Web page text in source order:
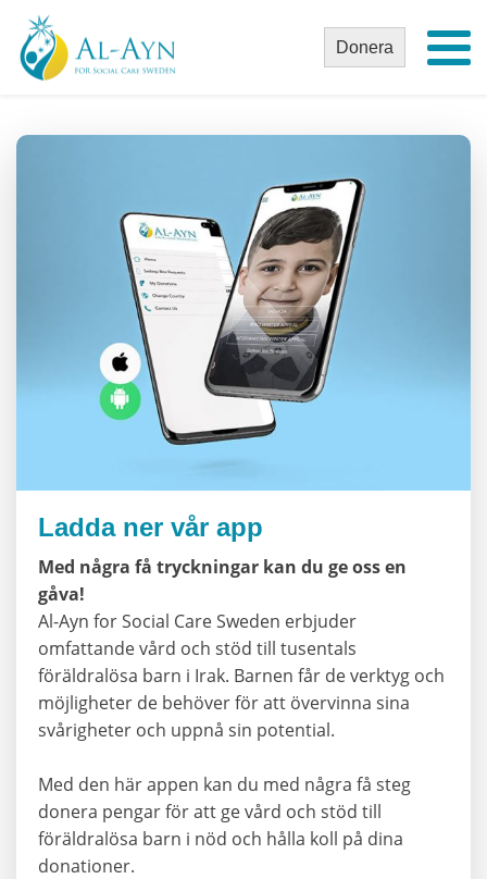
Donera
Ladda ner vår app
Med några få tryckningar kan du ge oss en
gåva!
Al-Ayn for Social Care Sweden erbjuder
omfattande vård och stöd till tusentals
föräldralösa barn i Irak. Barnen får de verktyg och
möjligheter de behöver för att övervinna sina
svårigheter och uppnå sin potential.
Med den här appen kan du med några få steg
donera pengar för att ge vård och stöd till
föräldralösa barn i nöd och hålla koll på dina
donationer.